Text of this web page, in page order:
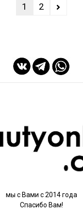
1 2
мы с Вами с 2014 года
Спасибо Вам!